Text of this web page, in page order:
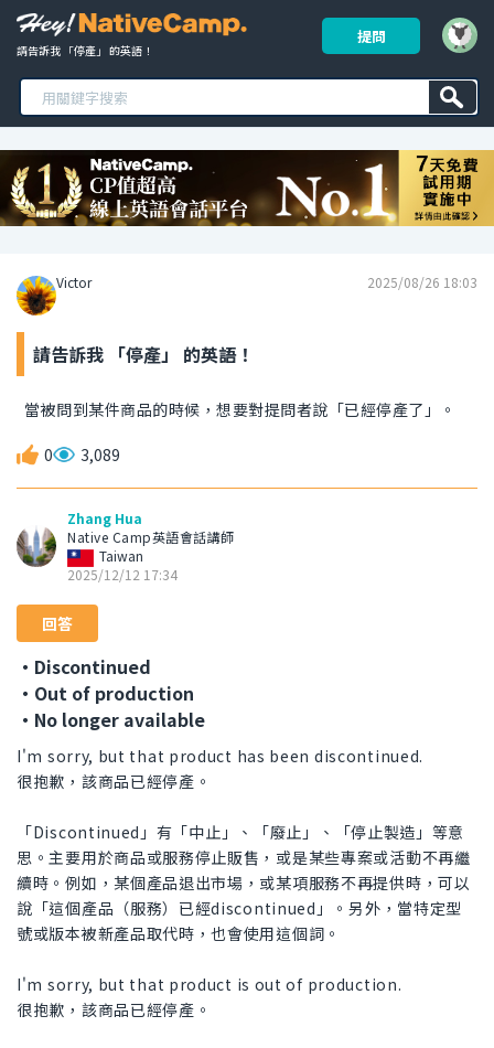
請告訴我 「停產」 的英語！
提問
Victor 2025/08/26 18:03
請告訴我 「停產」 的英語！
當被問到某件商品的時候，想要對提問者說「已經停產了」。
0 3,089
Zhang Hua
Native Camp英語會話講師
Taiwan
2025/12/12 17:34
回答
・Discontinued
・Out of production
・No longer available
I'm sorry, but that product has been discontinued.
很抱歉，該商品已經停產。
「Discontinued」有「中止」、「廢止」、「停止製造」等意
思。主要用於商品或服務停止販售，或是某些專案或活動不再繼
續時。例如，某個產品退出市場，或某項服務不再提供時，可以
說「這個產品（服務）已經discontinued」。另外，當特定型
號或版本被新產品取代時，也會使用這個詞。
I'm sorry, but that product is out of production.
很抱歉，該商品已經停產。